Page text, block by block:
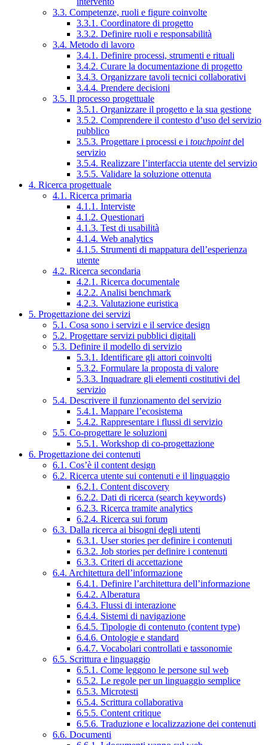
3.3. Competenze, ruoli e figure coinvolte
3.3.1. Coordinatore di progetto
3.3.2. Definire ruoli e responsabilità
3.4. Metodo di lavoro
3.4.1. Definire processi, strumenti e rituali
3.4.2. Curare la documentazione di progetto
3.4.3. Organizzare tavoli tecnici collaborativi
3.4.4. Prendere decisioni
3.5. Il processo progettuale
3.5.1. Organizzare il progetto e la sua gestione
3.5.2. Comprendere il contesto d’uso del servizio
pubblico
3.5.3. Progettare i processi e i touchpointdel
servizio
3.5.4. Realizzare l’interfaccia utente del servizio
3.5.5. Validare la soluzione ottenuta
4. Ricerca progettuale
4.1. Ricerca primaria
4.1.1. Interviste
4.1.2. Questionari
4.1.3. Test di usabilità
4.1.4. Web analytics
4.1.5. Strumenti di mappatura dell’esperienza
utente
4.2. Ricerca secondaria
4.2.1. Ricerca documentale
4.2.2. Analisi benchmark
4.2.3. Valutazione euristica
5. Progettazione dei servizi
5.1. Cosa sono i servizi e il service design
5.2. Progettare servizi pubblici digitali
5.3. Definire il modello di servizio
5.3.1. Identificare gli attori coinvolti
5.3.2. Formulare la proposta di valore
5.3.3. Inquadrare gli elementi costitutivi del
servizio
5.4. Descrivere il funzionamento del servizio
5.4.1. Mappare l’ecosistema
5.4.2. Rappresentare i flussi di servizio
5.5. Co-progettare le soluzioni
5.5.1. Workshop di co-progettazione
6. Progettazione dei contenuti
6.1. Cos’è il content design
6.2. Ricerca utente sui contenuti e il linguaggio
6.2.1. Content discovery
6.2.2. Dati di ricerca (search keywords)
6.2.3. Ricerca tramite analytics
6.2.4. Ricerca sui forum
6.3. Dalla ricerca ai bisogni degli utenti
6.3.1. User stories per definire i contenuti
6.3.2. Job stories per definire i contenuti
6.3.3. Criteri di accettazione
6.4. Architettura dell’informazione
6.4.1. Definire l’architettura dell’informazione
6.4.2. Alberatura
6.4.3. Flussi di interazione
6.4.4. Sistemi di navigazione
6.4.5. Tipologie di contenuto (content type)
6.4.6. Ontologie e standard
6.4.7. Vocabolari controllati e tassonomie
6.5. Scrittura e linguaggio
6.5.1. Come leggono le persone sul web
6.5.2. Le regole per un linguaggio semplice
6.5.3. Microtesti
6.5.4. Scrittura collaborativa
6.5.5. Content critique
6.5.6. Traduzione e localizzazione dei contenuti
6.6. Documenti